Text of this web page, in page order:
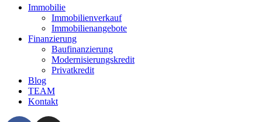
Immobilie
Immobilienverkauf
Immobilienangebote
Finanzierung
Baufinanzierung
Modernisierungskredit
Privatkredit
Blog
TEAM
Kontakt